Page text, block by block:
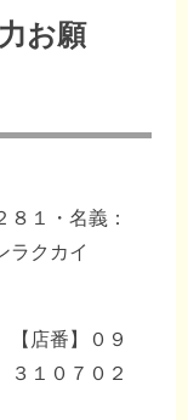
お願
１・名義：
ラクカイ
【店番】０９
１０７０２